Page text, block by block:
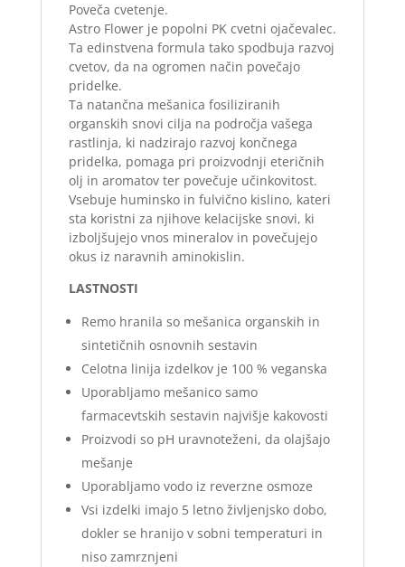
Poveča cvetenje.
Astro Flower je popolni PK cvetni ojačevalec.
Ta edinstvena formula tako spodbuja razvoj
cvetov, da na ogromen način povečajo
pridelke.
Ta natančna mešanica fosiliziranih
organskih snovi cilja na področja vašega
rastlinja, ki nadzirajo razvoj končnega
pridelka, pomaga pri proizvodnji eteričnih
olj in aromatov ter povečuje učinkovitost.
Vsebuje huminsko in fulvično kislino, kateri
sta koristni za njihove kelacijske snovi, ki
izboljšujejo vnos mineralov in povečujejo
okus iz naravnih aminokislin.
LASTNOSTI
Remo hranila so mešanica organskih in
sintetičnih osnovnih sestavin
Celotna linija izdelkov je 100 % veganska
Uporabljamo mešanico samo
farmacevtskih sestavin najvišje kakovosti
Proizvodi so pH uravnoteženi, da olajšajo
mešanje
Uporabljamo vodo iz reverzne osmoze
Vsi izdelki imajo 5 letno življenjsko dobo,
dokler se hranijo v sobni temperaturi in
niso zamrznjeni